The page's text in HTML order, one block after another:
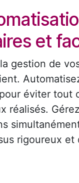
et
gestion de
éviter tout
réalisés.
rigoureux et